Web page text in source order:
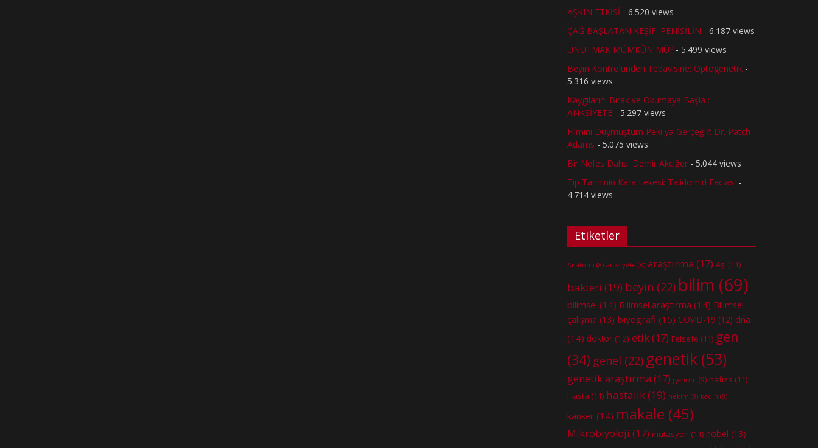
AŞKIN ETKİSİ - 6.520 views
ÇAĞ BAŞLATAN KEŞİF: PENİSİLİN - 6.187 views
UNUTMAK MÜMKÜN MÜ? - 5.499 views
Beyin Kontrolünden Tedavisine: Optogenetik -
5.316 views
Kaygılarını Bırak ve Okumaya Başla :
ANKSİYETE - 5.297 views
Filmini Duymuştum Peki ya Gerçeği?: Dr. Patch
Adams - 5.075 views
Bir Nefes Daha: Demir Akciğer - 5.044 views
Tıp Tarihinin Kara Lekesi: Talidomid Faciası -
4.714 views
Etiketler
Anatomi (8) anksiyete (8) araştırma (17) Aşı (11)
bakteri (19) beyin (22) bilim (69)
bilimsel (14) Bilimsel araştırma (14) Bilimsel
çalışma (13) biyografi (15) COVID-19 (12) dna
(14) doktor (12) etik(17) Felsefe (11) gen
(34) genel (22) genetik (53)
genetik araştırma (17) genom (9) hafıza (11)
Hasta (11) hastalık(19) hekim (8) kadın (8)
kanser (14) makale (45)
Mikrobiyoloji (17) mutasyon (11) nobel (13)